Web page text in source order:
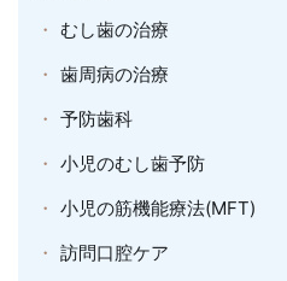
むし歯の治療
歯周病の治療
予防歯科
小児のむし歯予防
小児の筋機能療法(MFT)
訪問口腔ケア